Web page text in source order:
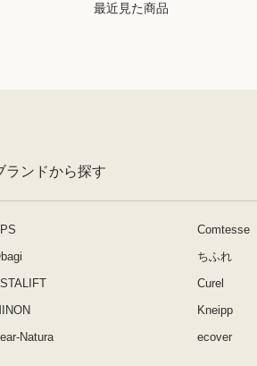
最近見た商品
ランドから探す
Comtesse
ちふれ
Curel
Kneipp
Natura
ecover